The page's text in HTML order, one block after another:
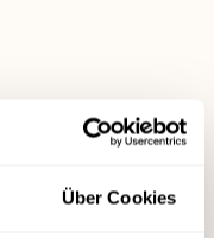
Über Cookies